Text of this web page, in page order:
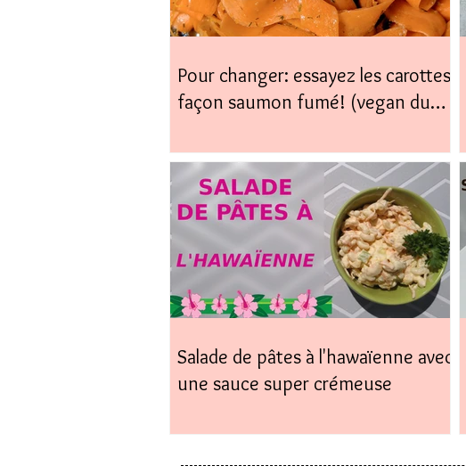
Pour changer: essayez les carottes,
façon saumon fumé! (vegan du
Salade de pâtes à l'hawaïenne avec
une sauce super crémeuse